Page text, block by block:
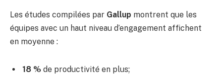
Les études compilées par Gallup montrent que les
équipes avec un haut niveau d’engagement affichent
en moyenne :
18 % de productivité en plus;